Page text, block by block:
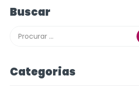
Buscar
Categorias